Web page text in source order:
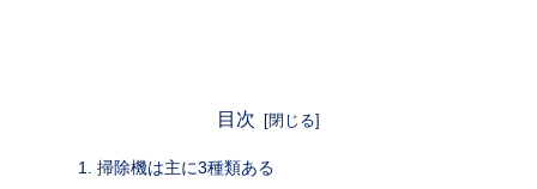
目次
掃除機は主に3種類ある